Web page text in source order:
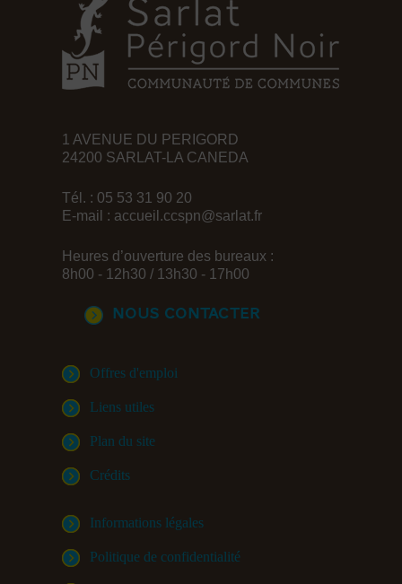
1 AVENUE DU PERIGORD
24200 SARLAT-LA CANEDA
Tél. : 05 53 31 90 20
E-mail : accueil.ccspn@sarlat.fr
Heures d’ouverture des bureaux :
8h00 - 12h30 / 13h30 - 17h00
Nous contacter
Offres d'emploi
Liens utiles
Plan du site
Crédits
Informations légales
Politique de confidentialité